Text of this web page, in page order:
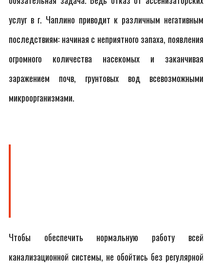
услуг в г. Чаплино приводит к различным негативным
последствиям: начиная с неприятного запаха, появления
огромного количества насекомых и заканчивая
заражением почв, грунтовых вод всевозможными
микроорганизмами.
Чтобы обеспечить нормальную работу всей
канализационной системы, не обойтись без регулярной